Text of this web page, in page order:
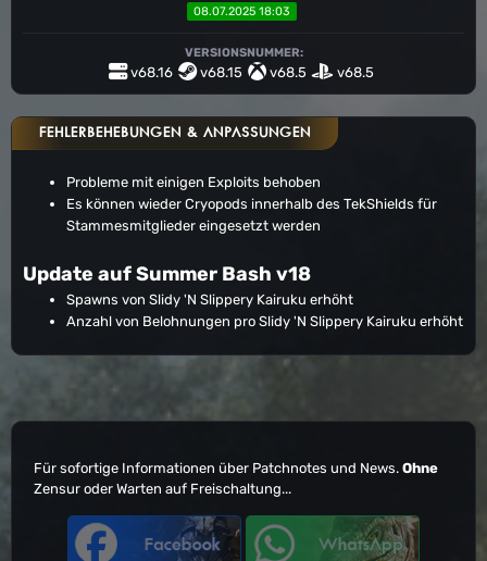
08.07.2025 18:03
VERSIONSNUMMER:
v68.16 v68.15 v68.5 v68.5
FEHLERBEHEBUNGEN & ANPASSUNGEN
Probleme mit einigen Exploits behoben
Es können wieder Cryopods innerhalb des TekShields für
Stammesmitglieder eingesetzt werden
Update auf Summer Bash v18
Spawns von Slidy 'N Slippery Kairuku erhöht
Anzahl von Belohnungen pro Slidy 'N Slippery Kairuku erhöht
Für sofortige Informationen über Patchnotes und News. Ohne
Zensur oder Warten auf Freischaltung...